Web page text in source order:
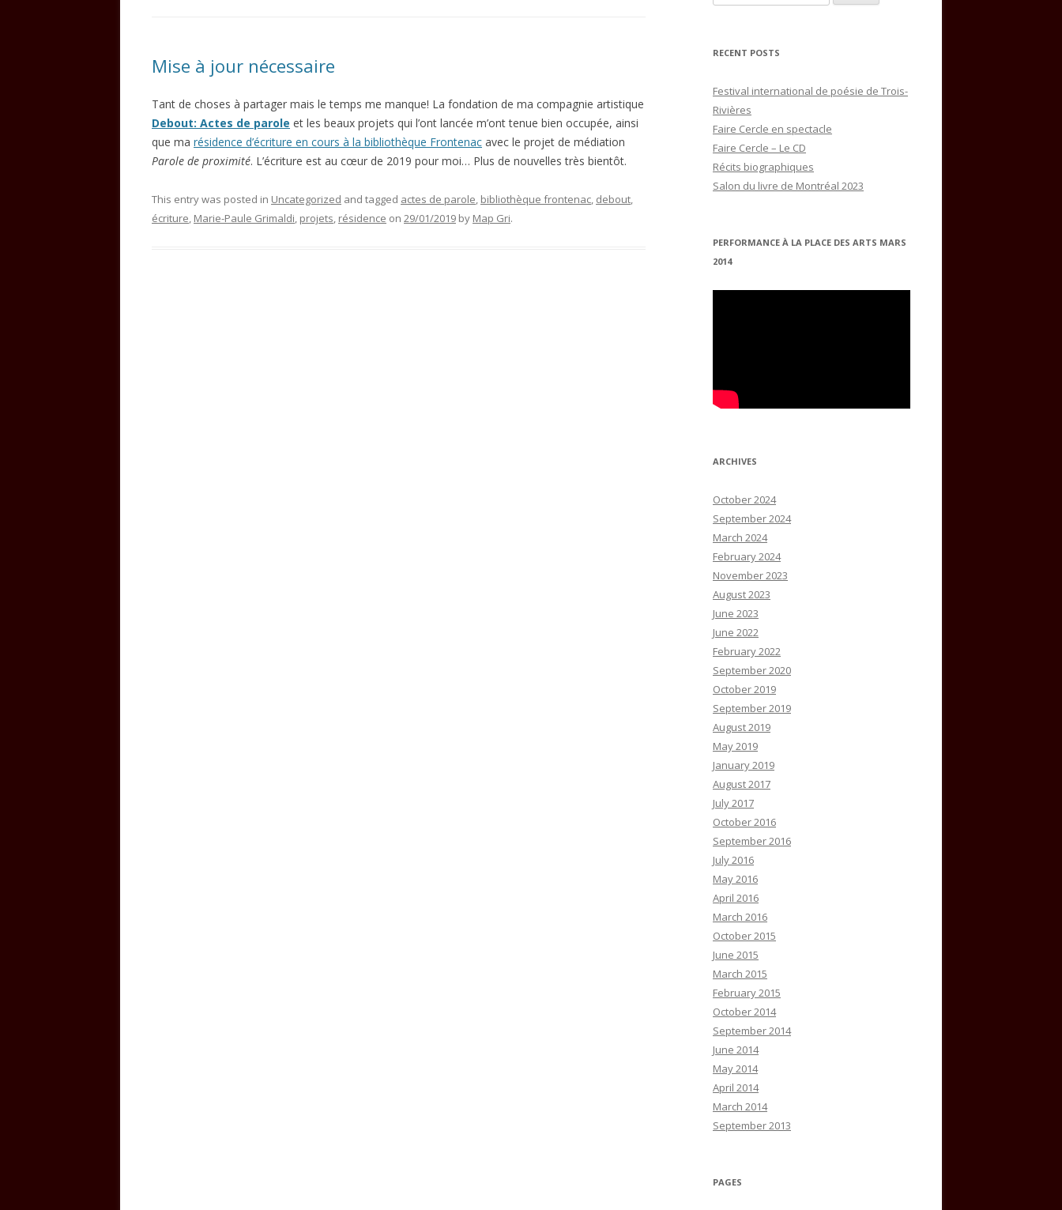
Mise à jour nécessaire
Tant de choses à partager mais le temps me manque! La fondation de ma compagnie artistique
Debout: Actes de parole et les beaux projets qui l’ont lancée m’ont tenue bien occupée, ainsi
que ma résidence d’écriture en cours à la bibliothèque Frontenac avec le projet de médiation
Parole de proximité. L’écriture est au cœur de 2019 pour moi… Plus de nouvelles très bientôt.
This entry was posted in Uncategorized and tagged actes de parole, bibliothèque frontenac, debout,
écriture, Marie-Paule Grimaldi, projets, résidence on 29/01/2019 by Map Gri.
for:
RECENT POSTS
Festival international de poésie de Trois-
Rivières
Faire Cercle en spectacle
Faire Cercle – Le CD
Récits biographiques
Salon du livre de Montréal 2023
PERFORMANCE À LA PLACE DES ARTS MARS
2014
ARCHIVES
October 2024
September 2024
March 2024
February 2024
November 2023
August 2023
June 2023
June 2022
February 2022
September 2020
October 2019
September 2019
August 2019
May 2019
January 2019
August 2017
July 2017
October 2016
September 2016
July 2016
May 2016
April 2016
March 2016
October 2015
June 2015
March 2015
February 2015
October 2014
September 2014
June 2014
May 2014
April 2014
March 2014
September 2013
PAGES